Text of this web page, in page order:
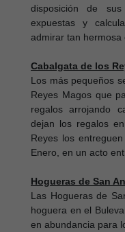
disposición de
expuestas y
admirar tan hermosa
Cabalgata de los
Los más pequeños
Reyes Magos que
regalos arrojando
dejan los regalos
Reyes los
Enero, en un acto
Hogueras de San
Las Hogueras de
hoguera en el
en abundancia para